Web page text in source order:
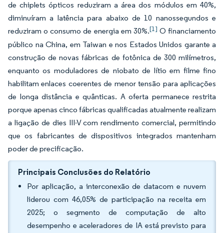
de chiplets ópticos reduziram a área dos módulos em 40%,
diminuíram a latência para abaixo de 10 nanossegundos e
reduziram o consumo de energia em 30%.[1] O financiamento
público na China, em Taiwan e nos Estados Unidos garante a
construção de novas fábricas de fotônica de 300 milímetros,
enquanto os moduladores de niobato de lítio em filme fino
habilitam enlaces coerentes de menor tensão para aplicações
de longa distância e quânticas. A oferta permanece restrita
porque apenas cinco fábricas qualificadas atualmente realizam
a ligação de dies III-V com rendimento comercial, permitindo
que os fabricantes de dispositivos integrados mantenham
poder de precificação.
Principais Conclusões do Relatório
Por aplicação, a interconexão de datacom e nuvem
liderou com 46,05% de participação na receita em
2025; o segmento de computação de alto
desempenho e aceleradores de IA está previsto para